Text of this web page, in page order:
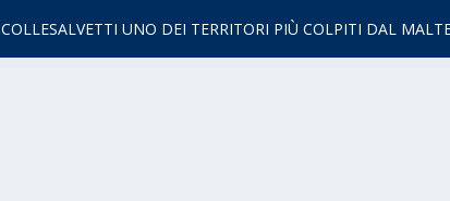
COLLESALVETTI UNO DEI TERRITORI PIÙ COLPITI DAL